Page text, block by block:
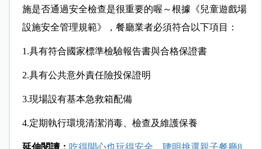
施是否通過安全檢查是很重要的喔～根據《兒童遊戲場
設施安全管理規範》，餐廳業者必須符合以下項目：
1.具有符合國家標準檢驗報告書與合格保證書
2.具有公共意外責任險投保證明
3.現場設有基本急救箱配備
4.定期執行環境清潔消毒、檢查及維護保養